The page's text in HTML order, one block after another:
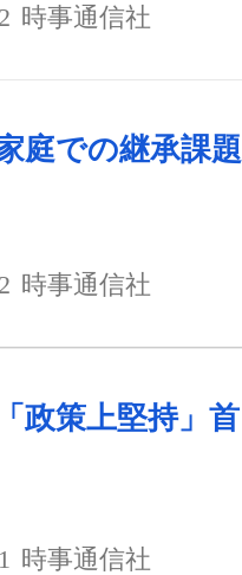
時事通信社
庭での継承課題
時事通信社
政策上堅持」首
時事通信社